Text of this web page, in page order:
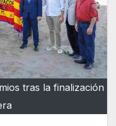
tras la finalización